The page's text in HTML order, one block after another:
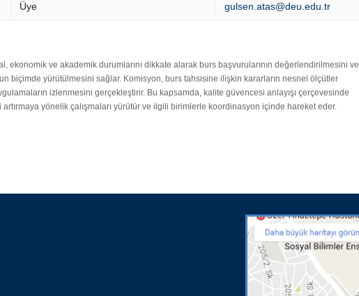
Üye gulsen.atas@deu.edu.tr
ekonomik ve akademik durumlarını dikkate alarak burs başvurularının değerlendirilmesini ve
biçimde yürütülmesini sağlar. Komisyon, burs tahsisine ilişkin kararların nesnel ölçütler
izlenmesini gerçekleştirir. Bu kapsamda, kalite güvencesi anlayışı çerçevesinde
yönelik çalışmaları yürütür ve ilgili birimlerle koordinasyon içinde hareket eder.